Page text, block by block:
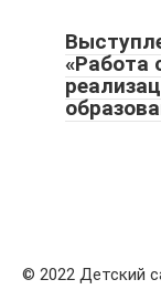
«Работа
© 2022 Детский